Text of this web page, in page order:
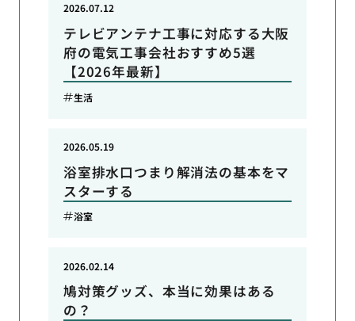
テレビアンテナ工事に対応する大阪
府の電気工事会社おすすめ5選
【2026年最新】
2026.07.12
生活
浴室排水口つまり解消法の基本をマ
スターする
2026.05.19
浴室
鳩対策グッズ、本当に効果はある
の？
2026.02.14